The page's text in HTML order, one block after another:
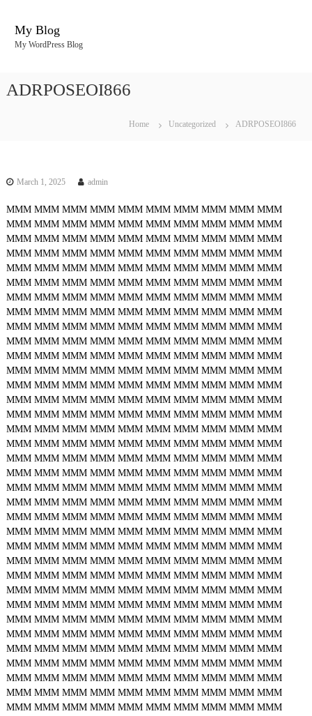
My Blog
My WordPress Blog
ADRPOSEOI866
Home Uncategorized ADRPOSEOI866
March 1, 2025 admin
MMM MMM MMM MMM MMM MMM MMM MMM MMM MMM
MMM MMM MMM MMM MMM MMM MMM MMM MMM MMM
MMM MMM MMM MMM MMM MMM MMM MMM MMM MMM
MMM MMM MMM MMM MMM MMM MMM MMM MMM MMM
MMM MMM MMM MMM MMM MMM MMM MMM MMM MMM
MMM MMM MMM MMM MMM MMM MMM MMM MMM MMM
MMM MMM MMM MMM MMM MMM MMM MMM MMM MMM
MMM MMM MMM MMM MMM MMM MMM MMM MMM MMM
MMM MMM MMM MMM MMM MMM MMM MMM MMM MMM
MMM MMM MMM MMM MMM MMM MMM MMM MMM MMM
MMM MMM MMM MMM MMM MMM MMM MMM MMM MMM
MMM MMM MMM MMM MMM MMM MMM MMM MMM MMM
MMM MMM MMM MMM MMM MMM MMM MMM MMM MMM
MMM MMM MMM MMM MMM MMM MMM MMM MMM MMM
MMM MMM MMM MMM MMM MMM MMM MMM MMM MMM
MMM MMM MMM MMM MMM MMM MMM MMM MMM MMM
MMM MMM MMM MMM MMM MMM MMM MMM MMM MMM
MMM MMM MMM MMM MMM MMM MMM MMM MMM MMM
MMM MMM MMM MMM MMM MMM MMM MMM MMM MMM
MMM MMM MMM MMM MMM MMM MMM MMM MMM MMM
MMM MMM MMM MMM MMM MMM MMM MMM MMM MMM
MMM MMM MMM MMM MMM MMM MMM MMM MMM MMM
MMM MMM MMM MMM MMM MMM MMM MMM MMM MMM
MMM MMM MMM MMM MMM MMM MMM MMM MMM MMM
MMM MMM MMM MMM MMM MMM MMM MMM MMM MMM
MMM MMM MMM MMM MMM MMM MMM MMM MMM MMM
MMM MMM MMM MMM MMM MMM MMM MMM MMM MMM
MMM MMM MMM MMM MMM MMM MMM MMM MMM MMM
MMM MMM MMM MMM MMM MMM MMM MMM MMM MMM
MMM MMM MMM MMM MMM MMM MMM MMM MMM MMM
MMM MMM MMM MMM MMM MMM MMM MMM MMM MMM
MMM MMM MMM MMM MMM MMM MMM MMM MMM MMM
MMM MMM MMM MMM MMM MMM MMM MMM MMM MMM
MMM MMM MMM MMM MMM MMM MMM MMM MMM MMM
MMM MMM MMM MMM MMM MMM MMM MMM MMM MMM